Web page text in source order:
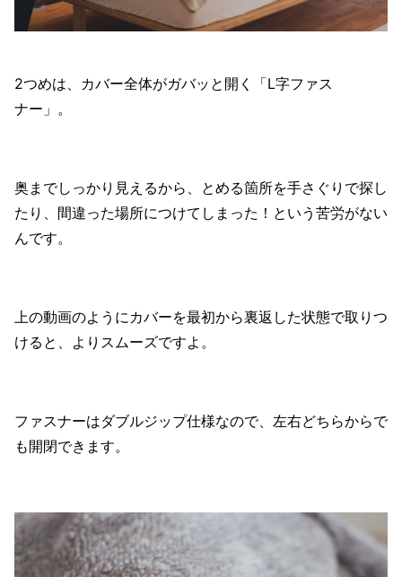
2つめは、カバー全体がガバッと開く「L字ファス
ナー」。
奥までしっかり見えるから、とめる箇所を手さぐりで探し
たり、間違った場所につけてしまった！という苦労がない
んです。
上の動画のようにカバーを最初から裏返した状態で取りつ
けると、よりスムーズですよ。
ファスナーはダブルジップ仕様なので、左右どちらからで
も開閉できます。